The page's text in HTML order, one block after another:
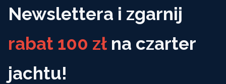
Newslettera i zgarnij
rabat 100 zł na czarter
jachtu!